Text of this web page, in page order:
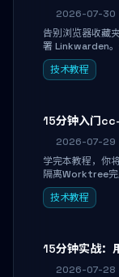
2026-07-30
告别浏览器收藏
署 Linkwarden。
归档、高亮批注
者打造个人知识
技术教程
15分钟入门
2026-07-29
学完本教程，你
隔离Worktree完
AI代码改写。告
做审阅和决策。
技术教程
15分钟实战：
2026-07-28